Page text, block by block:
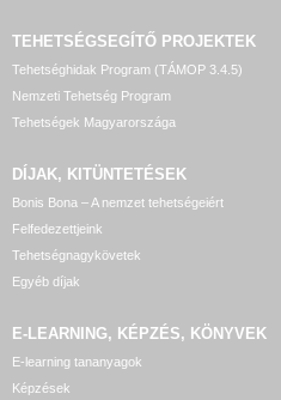
TEHETSÉGSEGÍTŐ PROJEKTEK
Tehetséghidak Program (TÁMOP 3.4.5)
Nemzeti Tehetség Program
Tehetségek Magyarországa
DÍJAK, KITÜNTETÉSEK
Bonis Bona – A nemzet tehetségeiért
Felfedezettjeink
Tehetségnagykövetek
Egyéb díjak
E-LEARNING, KÉPZÉS, KÖNYVEK
E-learning tananyagok
Képzések